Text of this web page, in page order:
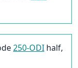
250-ODI half,